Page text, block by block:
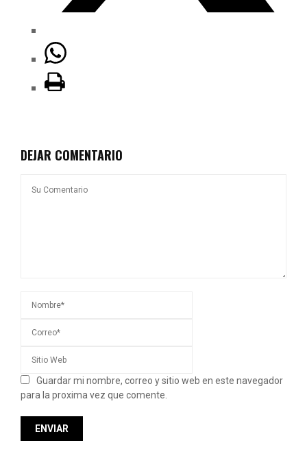
DEJAR COMENTARIO
Guardar mi nombre, correo y sitio web en este navegador
para la proxima vez que comente.